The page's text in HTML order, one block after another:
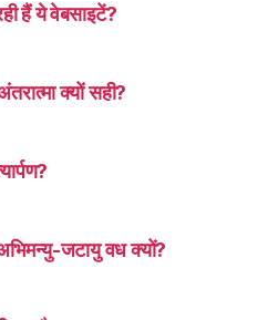
हैं ये वेबसाइटें?
क्यों सही?
जटायु वध क्यों?